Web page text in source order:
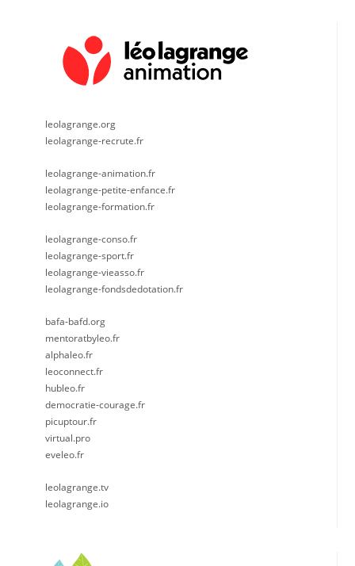
leolagrange.org
leolagrange-recrute.fr
leolagrange-animation.fr
leolagrange-petite-enfance.fr
leolagrange-formation.fr
leolagrange-conso.fr
leolagrange-sport.fr
leolagrange-vieasso.fr
leolagrange-fondsdedotation.fr
bafa-bafd.org
mentoratbyleo.fr
alphaleo.fr
leoconnect.fr
hubleo.fr
democratie-courage.fr
picuptour.fr
virtual.pro
eveleo.fr
leolagrange.tv
leolagrange.io